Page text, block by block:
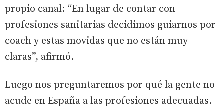
propio canal: “En lugar de contar con
profesiones sanitarias decidimos guiarnos por
coach y estas movidas que no están muy
claras”, afirmó.
Luego nos preguntaremos por qué la gente no
acude en España a las profesiones adecuadas.